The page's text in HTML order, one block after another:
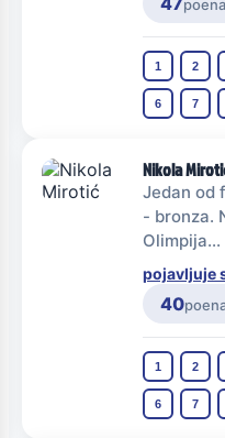
poena
1 2
6 7
Nikola
Jedan od
- bronza.
pojavljuje
40
1 2
6 7